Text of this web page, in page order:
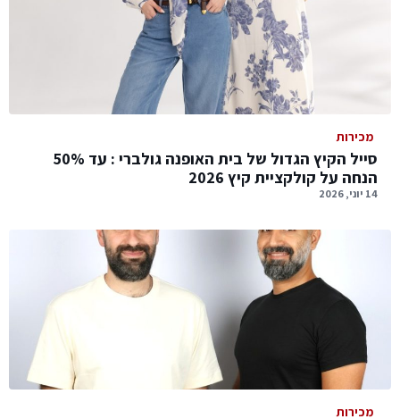
מכירות
סייל הקיץ הגדול של בית האופנה גולברי : עד 50%
הנחה על קולקציית קיץ 2026
14 יוני, 2026
מכירות